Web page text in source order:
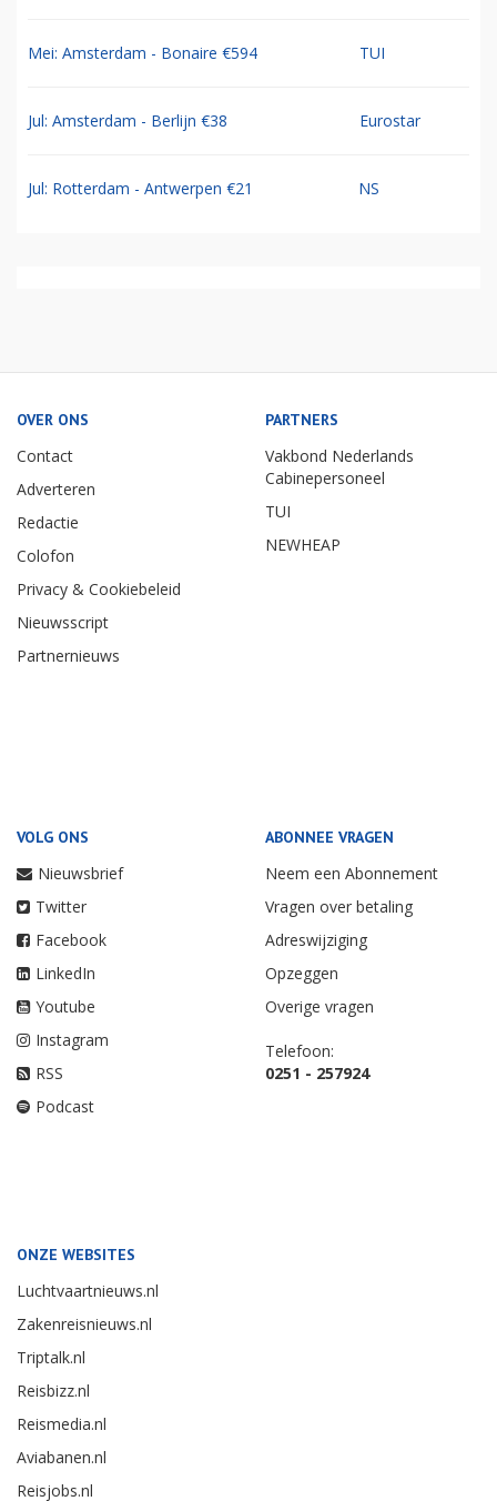
Mei: Amsterdam - Bonaire €594 TUI
Jul: Amsterdam - Berlijn €38 Eurostar
Jul: Rotterdam - Antwerpen €21 NS
OVER ONS
Contact
Adverteren
Redactie
Colofon
Privacy & Cookiebeleid
Nieuwsscript
Partnernieuws
PARTNERS
Vakbond Nederlands
Cabinepersoneel
TUI
NEWHEAP
VOLG ONS
Nieuwsbrief
Twitter
Facebook
LinkedIn
Youtube
Instagram
RSS
Podcast
ABONNEE VRAGEN
Neem een Abonnement
Vragen over betaling
Adreswijziging
Opzeggen
Overige vragen
Telefoon:
0251 - 257924
ONZE WEBSITES
Luchtvaartnieuws.nl
Zakenreisnieuws.nl
Triptalk.nl
Reisbizz.nl
Reismedia.nl
Aviabanen.nl
Reisjobs.nl